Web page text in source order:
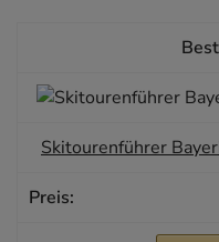
Skitourenführer